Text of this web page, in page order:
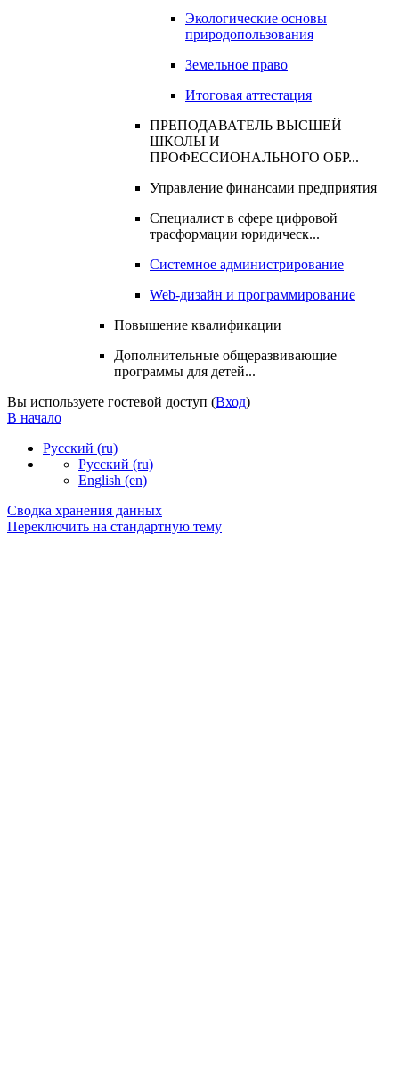
Экологические основы
природопользования
Земельное право
Итоговая аттестация
ПРЕПОДАВАТЕЛЬ ВЫСШЕЙ
ШКОЛЫ И
ПРОФЕССИОНАЛЬНОГО ОБР...
Управление финансами предприятия
Специалист в сфере цифровой
трасформации юридическ...
Системное администрирование
Web-дизайн и программирование
Повышение квалификации
Дополнительные общеразвивающие
программы для детей...
Вы используете гостевой доступ (Вход)
В начало
Русский ‎(ru)‎
Русский ‎(ru)‎
English ‎(en)‎
Сводка хранения данных
Переключить на стандартную тему